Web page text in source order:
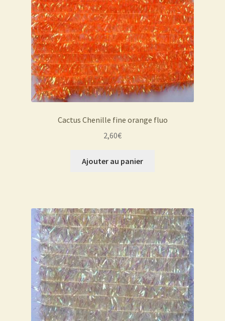
Cactus Chenille fine orange fluo
2,60€
Ajouter au panier